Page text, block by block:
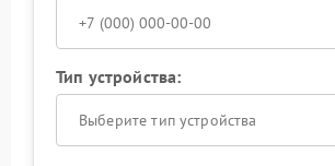
Тип устройства:
Выберите тип устройства